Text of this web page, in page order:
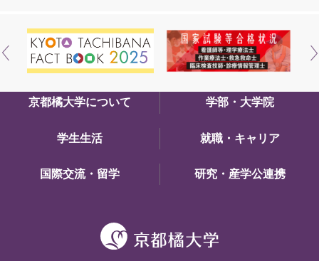
京都橘大学について 学部・大学院
学生生活 就職・キャリア
国際交流・留学 研究・産学公連携